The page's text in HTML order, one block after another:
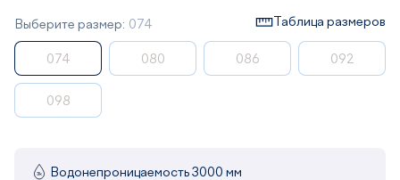
Выберите размер: 074 Таблица размеров
074 080 086 092
098
Водонепроницаемость 3000 мм